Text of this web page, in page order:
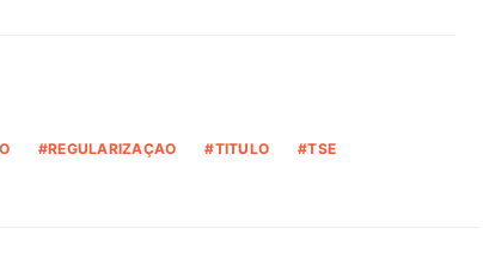
REGULARIZAÇAO TITULO TSE